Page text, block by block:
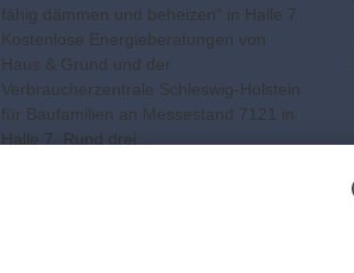
fähig dämmen und beheizen“ in Halle 7
Kostenlose Energieberatungen von
Haus & Grund und der
Verbraucherzentrale Schleswig-Holstein
für Baufamilien an Messestand 7121 in
Halle 7. Rund drei…